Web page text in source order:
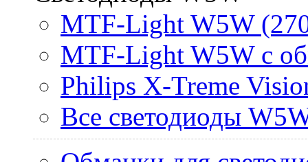
MTF-Light W5W
MTF-Light W5W с
Philips X-Treme
Все светодиоды